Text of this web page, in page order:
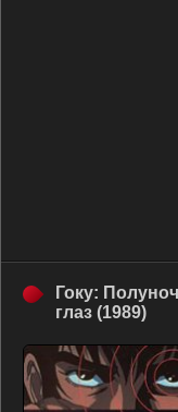
Гоку:
глаз (1989)